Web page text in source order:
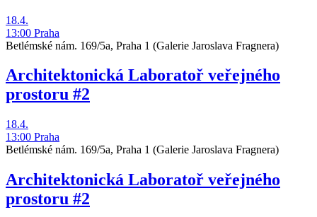
18.4.
13:00 Praha
Betlémské nám. 169/5a, Praha 1 (Galerie Jaroslava Fragnera)
Architektonická Laboratoř veřejného
prostoru #2
18.4.
13:00 Praha
Betlémské nám. 169/5a, Praha 1 (Galerie Jaroslava Fragnera)
Architektonická Laboratoř veřejného
prostoru #2